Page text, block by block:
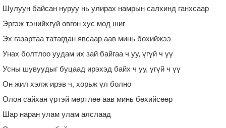
Шулуун байсан нуруу нь улирах намрын салхинд ганхсаар
Эргэж тэнийхгүй өвгөн хус мод шиг
Эх газартаа татагдан явсаар аав минь бөхийжээ
Унах болтлоо уудам их зай байгаа ч уу, үгүй ч үү
Усны шувуудыг буцаад ирэхэд байх ч уу, үгүй ч үү
Он жил хэлж ирэв ч, хорьж үл болно
Олон сайхан үртэй мөртлөө аав минь бөхийсөөр
Шар наран улам улам алслаад